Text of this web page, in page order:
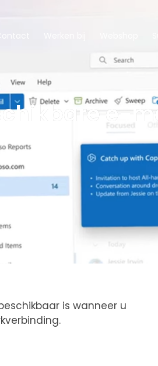
e-
is wanneer u